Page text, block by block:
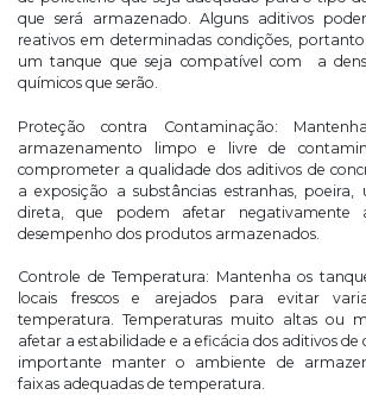
que será armazenado. Alguns aditivos
reativos em determinadas condições,
um tanque que seja compatível com a
químicos que serão.
Proteção contra Contaminação:
armazenamento limpo e livre de
comprometer a qualidade dos aditivos de
a exposição a substâncias estranhas,
direta, que podem afetar negativamente
desempenho dos produtos armazenados.
Controle de Temperatura: Mantenha os
locais frescos e arejados para evitar
temperatura. Temperaturas muito altas ou
afetar a estabilidade e a eficácia dos aditivos
importante manter o ambiente de
faixas adequadas de temperatura.